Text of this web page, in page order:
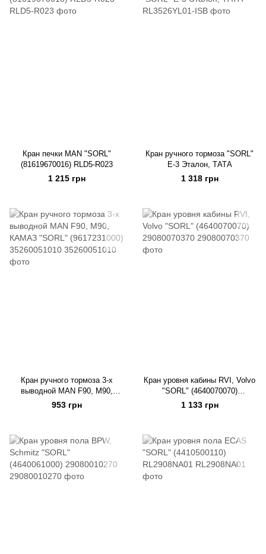
Кран печки MAN "SORL"
(81619670016) RLD5-R023
1 215 грн
Кран ручного тормоза "SORL"
Е-3 Эталон, ТАТА
1 318 грн
Кран ручного тормоза 3-х
выводной MAN F90, M90,
КАМАЗ "SORL" (9617231000)
35260051010
953 грн
Кран уровня кабины RVI, Volvo
"SORL" (4640070070)
29080070370
1 133 грн